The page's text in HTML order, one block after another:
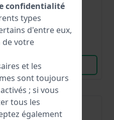
119,00 €
● En stock
Voir les produits
confidentialité
types
d'entre eux,
de votre
et les
sont toujours
; si vous
tous les
également